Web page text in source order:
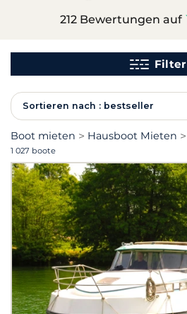
212 Bewertungen auf
Filter
Sortieren nach : bestseller
Boot mieten Hausboot Mieten
1 027 boote